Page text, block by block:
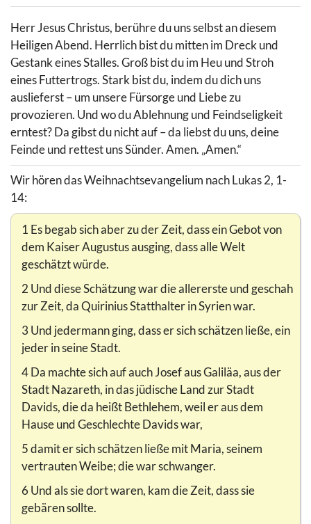
Herr Jesus Christus, berühre du uns selbst an diesem
Heiligen Abend. Herrlich bist du mitten im Dreck und
Gestank eines Stalles. Groß bist du im Heu und Stroh
eines Futtertrogs. Stark bist du, indem du dich uns
auslieferst – um unsere Fürsorge und Liebe zu
provozieren. Und wo du Ablehnung und Feindseligkeit
erntest? Da gibst du nicht auf – da liebst du uns, deine
Feinde und rettest uns Sünder. Amen. „Amen.“
Wir hören das Weihnachtsevangelium nach Lukas 2, 1-
14:
1 Es begab sich aber zu der Zeit, dass ein Gebot von
dem Kaiser Augustus ausging, dass alle Welt
geschätzt würde.
2 Und diese Schätzung war die allererste und geschah
zur Zeit, da Quirinius Statthalter in Syrien war.
3 Und jedermann ging, dass er sich schätzen ließe, ein
jeder in seine Stadt.
4 Da machte sich auf auch Josef aus Galiläa, aus der
Stadt Nazareth, in das jüdische Land zur Stadt
Davids, die da heißt Bethlehem, weil er aus dem
Hause und Geschlechte Davids war,
5 damit er sich schätzen ließe mit Maria, seinem
vertrauten Weibe; die war schwanger.
6 Und als sie dort waren, kam die Zeit, dass sie
gebären sollte.